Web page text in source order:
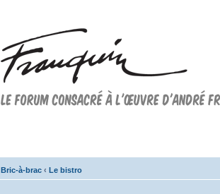
Bric-à-brac ‹ Le bistro